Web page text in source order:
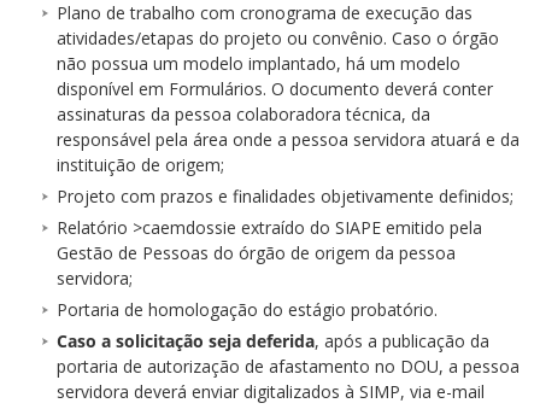
Plano de trabalho com cronograma de execução das
atividades/etapas do projeto ou convênio. Caso o órgão
não possua um modelo implantado, há um modelo
disponível em Formulários. O documento deverá conter
assinaturas da pessoa colaboradora técnica, da
responsável pela área onde a pessoa servidora atuará e da
instituição de origem;
Projeto com prazos e finalidades objetivamente definidos;
Relatório >caemdossie extraído do SIAPE emitido pela
Gestão de Pessoas do órgão de origem da pessoa
servidora;
Portaria de homologação do estágio probatório.
Caso a solicitação seja deferida, após a publicação da
portaria de autorização de afastamento no DOU, a pessoa
servidora deverá enviar digitalizados à SIMP, via e-mail